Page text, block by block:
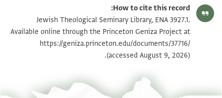
ENA 3927.1 recto
بيان أذونات الصورة
How to cite this record:
Jewish Theological Seminary Library, ENA 3927.1.
Available online through the Princeton Geniza Project at
https://geniza.princeton.edu/documents/37716/
(accessed August 9, 2026).